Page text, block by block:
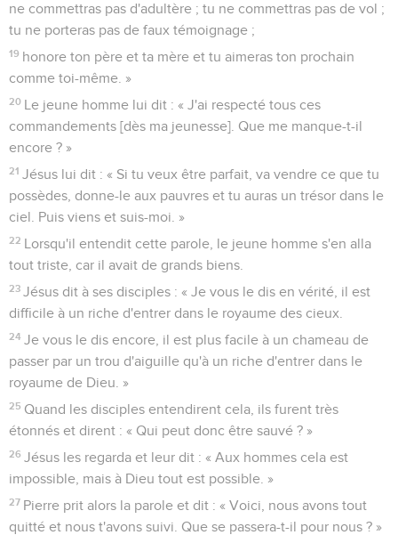
ne commettras pas d'adultère ; tu ne commettras pas de vol ;
tu ne porteras pas de faux témoignage ;
19 honore ton père et ta mère et tu aimeras ton prochain
comme toi-même. »
20 Le jeune homme lui dit : « J'ai respecté tous ces
commandements [dès ma jeunesse]. Que me manque-t-il
encore ? »
21 Jésus lui dit : « Si tu veux être parfait, va vendre ce que tu
possèdes, donne-le aux pauvres et tu auras un trésor dans le
ciel. Puis viens et suis-moi. »
22 Lorsqu'il entendit cette parole, le jeune homme s'en alla
tout triste, car il avait de grands biens.
23 Jésus dit à ses disciples : « Je vous le dis en vérité, il est
difficile à un riche d'entrer dans le royaume des cieux.
24 Je vous le dis encore, il est plus facile à un chameau de
passer par un trou d'aiguille qu'à un riche d'entrer dans le
royaume de Dieu. »
25 Quand les disciples entendirent cela, ils furent très
étonnés et dirent : « Qui peut donc être sauvé ? »
26 Jésus les regarda et leur dit : « Aux hommes cela est
impossible, mais à Dieu tout est possible. »
27 Pierre prit alors la parole et dit : « Voici, nous avons tout
quitté et nous t'avons suivi. Que se passera-t-il pour nous ? »